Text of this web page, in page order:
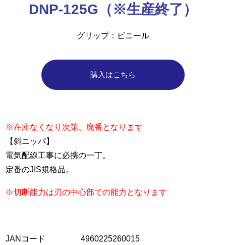
DNP-125G（※生産終了）
グリップ ビニール
購入はこちら
※在庫なくなり次第、廃番となります
【斜ニッパ】
電気配線工事に必携の一丁。
定番のJIS規格品。
※切断能力は刃の中心部での能力となります
JANコード 4960225260015